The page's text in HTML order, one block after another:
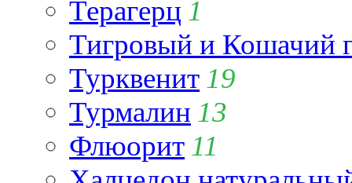
Терагерц 1
Тигровый и Кошачий
Турквенит 19
Турмалин 13
Флюорит 11